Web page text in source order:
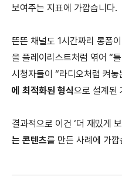
보여주는 지표에 가깝습니다.
뜬뜬 채널도 1시간짜리 롱폼
을 플레이리스트처럼 엮어 “
시청자들이 “라디오처럼 켜
에 최적화된 형식으로 설계된
결과적으로 이건 ‘더 재밌게
는 콘텐츠를 만든 사례에 가깝